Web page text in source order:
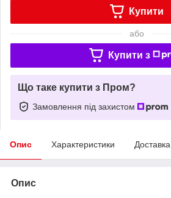
Купити
або
Купити з
Що таке купити з Пром?
Замовлення під захистом
Опис Характеристики Доставка
Опис